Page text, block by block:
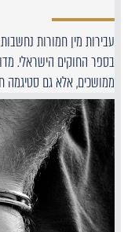
עבירות מין חמורות
בספר החוקים הישראלי.
ממושכים, אלא גם